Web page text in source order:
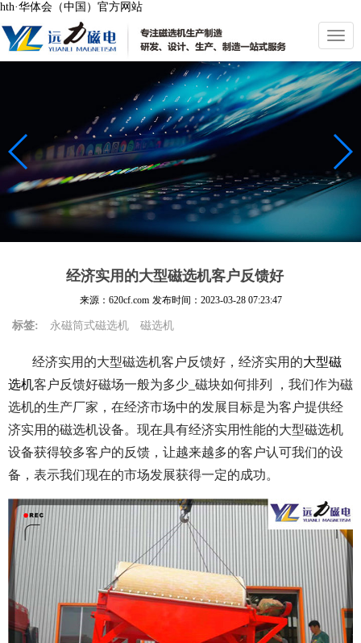
hth·华体会（中国）官方网站
切
换
导
航
经济实用的大型磁选机客户反馈好
来源：620cf.com 发布时间： 2023-03-28 07:23:47
标签: 永磁筒式磁选机 磁选机
经济实用的大型磁选机客户反馈好，经济实用的大型磁
选机客户反馈好磁场一般为多少_磁块如何排列 ，我们作为磁
选机的生产厂家，在经济市场中的发展目标是为客户提供经
济实用的磁选机设备。现在具有经济实用性能的大型磁选机
设备获得较多客户的反馈，让越来越多的客户认可我们的设
备，表示我们现在的市场发展获得一定的成功。